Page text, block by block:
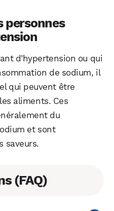
personnes
d’hypertension ou qui
de sodium, il
qui peuvent être
aliments. Ces
du
et sont
saveurs.
(FAQ)